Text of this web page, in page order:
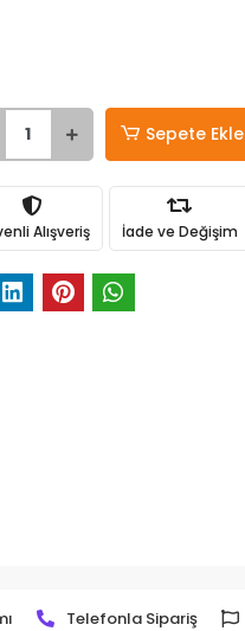
Sepete Ekle
Alışveriş İade ve Değişim
Telefonla Sipariş